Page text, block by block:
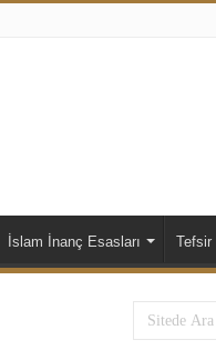
İslam İnanç Esasları Tefsir